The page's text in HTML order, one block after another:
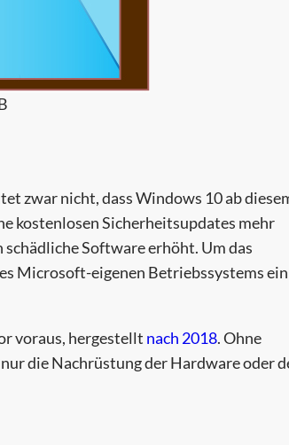
zwar nicht, dass Windows 10 ab
kostenlosen Sicherheitsupdates mehr
Software erhöht. Um das
Microsoft-eigenen Betriebssystems ein
voraus, hergestellt nach 2018. Ohne
die Nachrüstung der Hardware oder